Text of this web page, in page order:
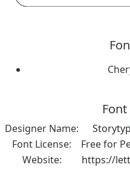
Designer Name:
Font License:
Free for
Website:
https://